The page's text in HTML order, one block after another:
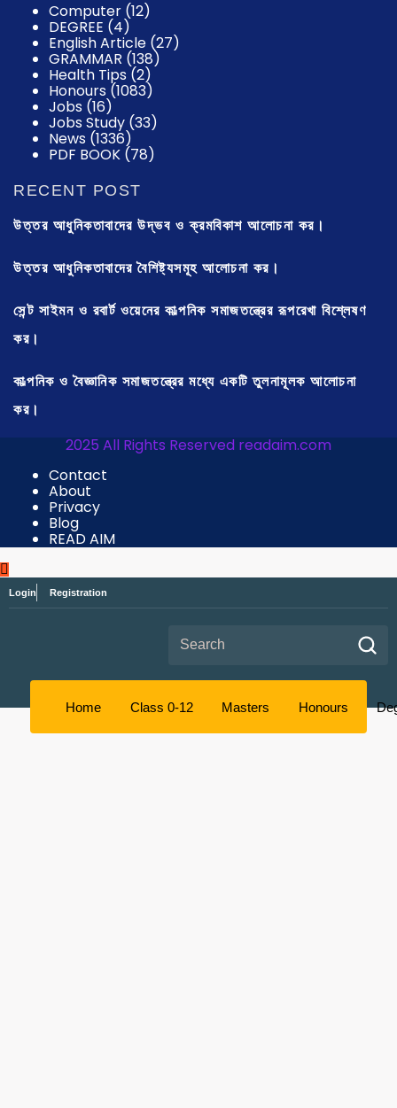
Computer (12)
DEGREE (4)
English Article (27)
GRAMMAR (138)
Health Tips (2)
Honours (1083)
Jobs (16)
Jobs Study (33)
News (1336)
PDF BOOK (78)
RECENT POST
উত্তর আধুনিকতাবাদের উদ্ভব ও ক্রমবিকাশ আলোচনা কর।
উত্তর আধুনিকতাবাদের বৈশিষ্ট্যসমূহ আলোচনা কর।
সেন্ট সাইমন ও রবার্ট ওয়েনের কাল্পনিক সমাজতন্ত্রের রূপরেখা বিশ্লেষণ
কর।
কাল্পনিক ও বৈজ্ঞানিক সমাজতন্ত্রের মধ্যে একটি তুলনামূলক আলোচনা
কর।
2025 All Rights Reserved readaim.com
Contact
About
Privacy
Blog
READ AIM
Login Registration
Home Class 0-12 Masters Honours